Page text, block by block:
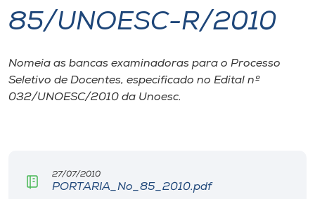
I.nova
Diplomados
85/UNOESC-R/2010
Nomeia as bancas examinadoras para o Processo
Seletivo de Docentes, especificado no Edital nº
032/UNOESC/2010 da Unoesc.
27/07/2010
PORTARIA_No_85_2010.pdf